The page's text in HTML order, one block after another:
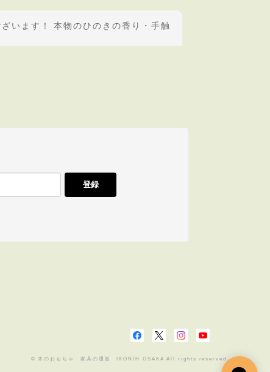
います！ 本物のひのきの香り・手触
うございました！ お子様の成長を心
登録
© 木のおもちゃ 家具の通販 IKONIH OSAKA All rights reserved.